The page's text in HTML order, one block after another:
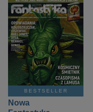
BESTSELLER
Nowa